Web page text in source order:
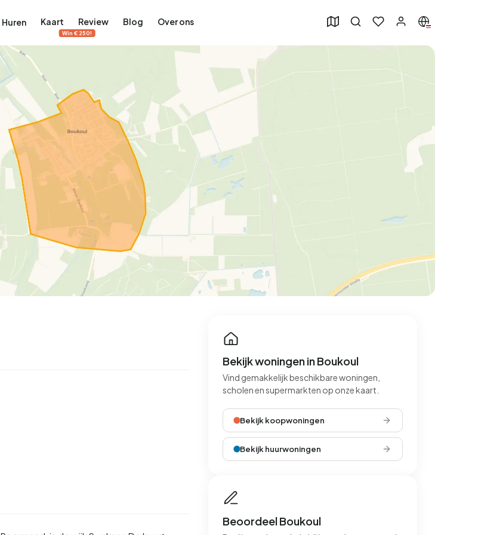
Huren Kaart Review
Win €250!
Blog Over ons
Bekijk woningen in Boukoul
Vind gemakkelijk beschikbare woningen,
scholen en supermarkten op onze kaart.
Bekijk koopwoningen
Bekijk huurwoningen
Beoordeel Boukoul